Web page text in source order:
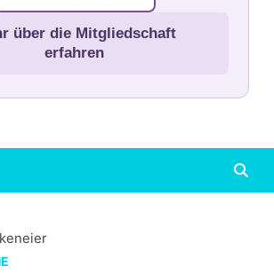
über die Mitgliedschaft
erfahren